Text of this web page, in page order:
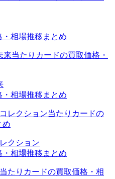
相場推移まとめ
相場推移まとめ
クション
相場推移まとめ